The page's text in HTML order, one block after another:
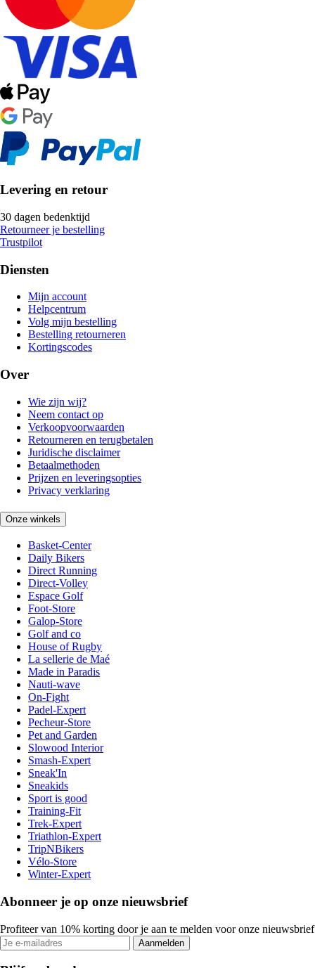
Levering en retour
30 dagen bedenktijd
Retourneer je bestelling
Trustpilot
Diensten
Mijn account
Helpcentrum
Volg mijn bestelling
Bestelling retourneren
Kortingscodes
Over
Wie zijn wij?
Neem contact op
Verkoopvoorwaarden
Retourneren en terugbetalen
Juridische disclaimer
Betaalmethoden
Prijzen en leveringsopties
Privacy verklaring
Onze winkels
Basket-Center
Daily Bikers
Direct Running
Direct-Volley
Espace Golf
Foot-Store
Galop-Store
Golf and co
House of Rugby
La sellerie de Maé
Made in Paradis
Nauti-wave
On-Fight
Padel-Expert
Pecheur-Store
Pet and Garden
Slowood Interior
Smash-Expert
Sneak'In
Sneakids
Sport is good
Training-Fit
Trek-Expert
Triathlon-Expert
TripNBikers
Vélo-Store
Winter-Expert
Abonneer je op onze nieuwsbrief
Profiteer van 10% korting door je aan te melden voor onze nieuwsbrief
Aanmelden